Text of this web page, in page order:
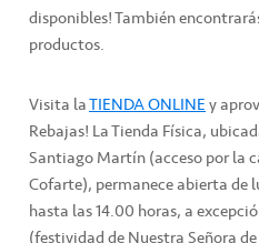
disponibles! También
productos.
Visita laTIENDA ONLINEy
Rebajas! La Tienda Física,
Santiago Martín (acceso por la
Cofarte), permanece abierta de
hasta las 14.00 horas, a
(festividad de Nuestra Señora